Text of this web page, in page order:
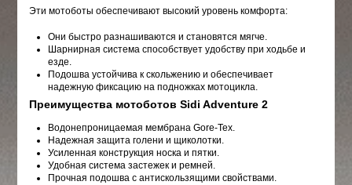
Эти мотоботы обеспечивают высокий уровень комфорта:
Они быстро разнашиваются и становятся мягче.
Шарнирная система способствует удобству при ходьбе и
езде.
Подошва устойчива к скольжению и обеспечивает
надежную фиксацию на подножках мотоцикла.
Преимущества мотоботов Sidi Adventure 2
Водонепроницаемая мембрана Gore-Tex.
Надежная защита голени и щиколотки.
Усиленная конструкция носка и пятки.
Удобная система застежек и ремней.
Прочная подошва с антискользящими свойствами.